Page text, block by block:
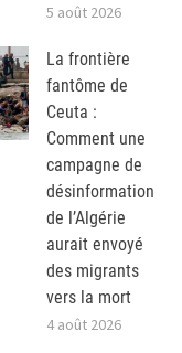
5 août 2026
La frontière
fantôme de
Ceuta :
Comment une
campagne de
désinformation
de l’Algérie
aurait envoyé
des migrants
vers la mort
4 août 2026